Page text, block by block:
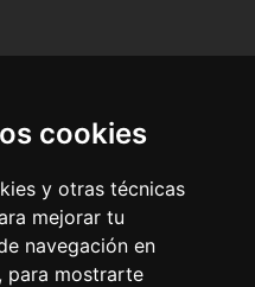
cookies
y otras técnicas
mejorar tu
navegación en
para mostrarte